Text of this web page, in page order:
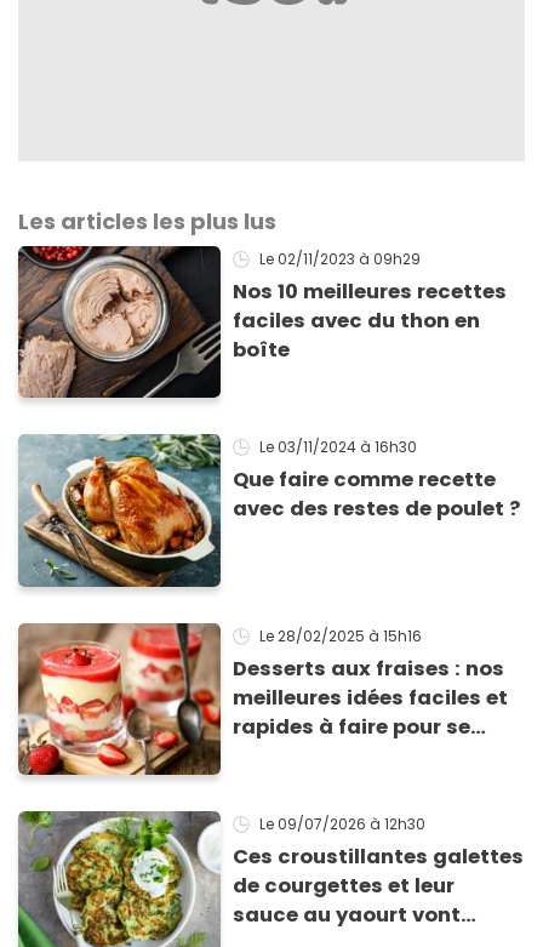
Les articles les plus lus
Le 02/11/2023 à 09h29
Nos 10 meilleures recettes
faciles avec du thon en
boîte
Le 03/11/2024 à 16h30
Que faire comme recette
avec des restes de poulet ?
Le 28/02/2025 à 15h16
Desserts aux fraises : nos
meilleures idées faciles et
rapides à faire pour se
Le 09/07/2026 à 12h30
Ces croustillantes galettes
de courgettes et leur
sauce au yaourt vont